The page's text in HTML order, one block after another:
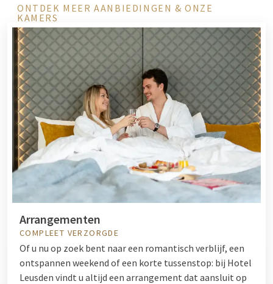
ONTDEK MEER AANBIEDINGEN & ONZE
KAMERS
Arrangementen
COMPLEET VERZORGDE
Of u nu op zoek bent naar een romantisch verblijf, een
ontspannen weekend of een korte tussenstop: bij Hotel
Leusden vindt u altijd een arrangement dat aansluit op